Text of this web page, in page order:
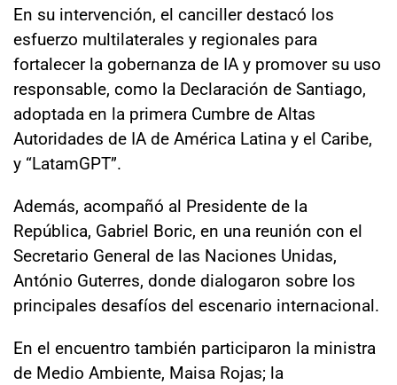
En su intervención, el canciller destacó los
esfuerzo multilaterales y regionales para
fortalecer la gobernanza de IA y promover su uso
responsable, como la Declaración de Santiago,
adoptada en la primera Cumbre de Altas
Autoridades de IA de América Latina y el Caribe,
y “LatamGPT”.
Además, acompañó al Presidente de la
República, Gabriel Boric, en una reunión con el
Secretario General de las Naciones Unidas,
António Guterres, donde dialogaron sobre los
principales desafíos del escenario internacional.
En el encuentro también participaron la ministra
de Medio Ambiente, Maisa Rojas; la